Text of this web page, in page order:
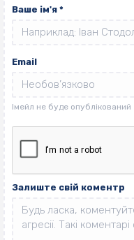
Ваше ім'я *
Email
Залиште свій коментр